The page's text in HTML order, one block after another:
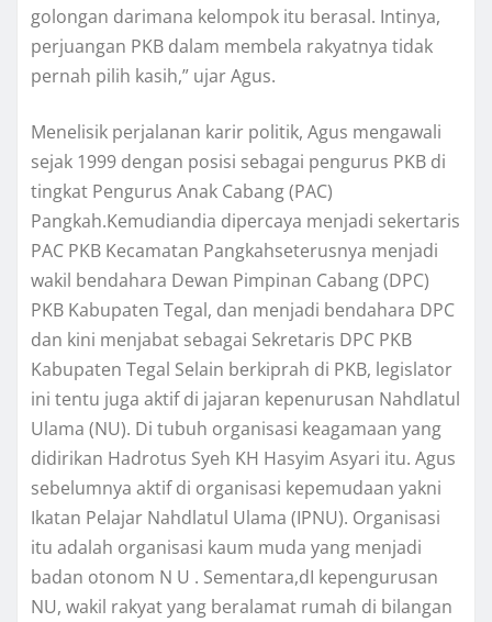
golongan darimana kelompok itu berasal. Intinya,
perjuangan PKB dalam membela rakyatnya tidak
pernah pilih kasih,” ujar Agus.
Menelisik perjalanan karir politik, Agus mengawali
sejak 1999 dengan posisi sebagai pengurus PKB di
tingkat Pengurus Anak Cabang (PAC)
Pangkah.Kemudiandia dipercaya menjadi sekertaris
PAC PKB Kecamatan Pangkahseterusnya menjadi
wakil bendahara Dewan Pimpinan Cabang (DPC)
PKB Kabupaten Tegal, dan menjadi bendahara DPC
dan kini menjabat sebagai Sekretaris DPC PKB
Kabupaten Tegal Selain berkiprah di PKB, legislator
ini tentu juga aktif di jajaran kepenurusan Nahdlatul
Ulama (NU). Di tubuh organisasi keagamaan yang
didirikan Hadrotus Syeh KH Hasyim Asyari itu. Agus
sebelumnya aktif di organisasi kepemudaan yakni
Ikatan Pelajar Nahdlatul Ulama (IPNU). Organisasi
itu adalah organisasi kaum muda yang menjadi
badan otonom N U . Sementara,dI kepengurusan
NU, wakil rakyat yang beralamat rumah di bilangan